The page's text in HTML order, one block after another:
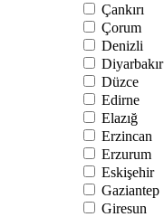
Çankırı
Çorum
Denizli
Diyarbakır
Düzce
Edirne
Elazığ
Erzincan
Erzurum
Eskişehir
Gaziantep
Giresun